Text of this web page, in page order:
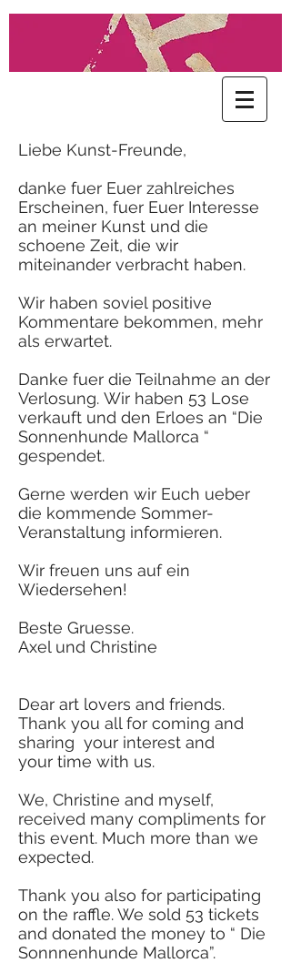
Liebe Kunst-Freunde,
danke fuer Euer zahlreiches
Erscheinen, fuer Euer Interesse
an meiner Kunst und die
schoene Zeit, die wir
miteinander verbracht haben.
Wir haben soviel positive
Kommentare bekommen, mehr
als erwartet.
Danke fuer die Teilnahme an der
Verlosung. Wir haben 53 Lose
verkauft und den Erloes an “Die
Sonnenhunde Mallorca “
gespendet.
Gerne werden wir Euch ueber
die kommende Sommer-
Veranstaltung informieren.
Wir freuen uns auf ein
Wiedersehen!
Beste Gruesse.
Axel und Christine
Dear art lovers and friends.
Thank you all for coming and
sharing your interest and
your time with us.
We, Christine and myself,
received many compliments for
this event. Much more than we
expected.
Thank you also for participating
on the raffle. We sold 53 tickets
and donated the money to “ Die
Sonnnenhunde Mallorca”.